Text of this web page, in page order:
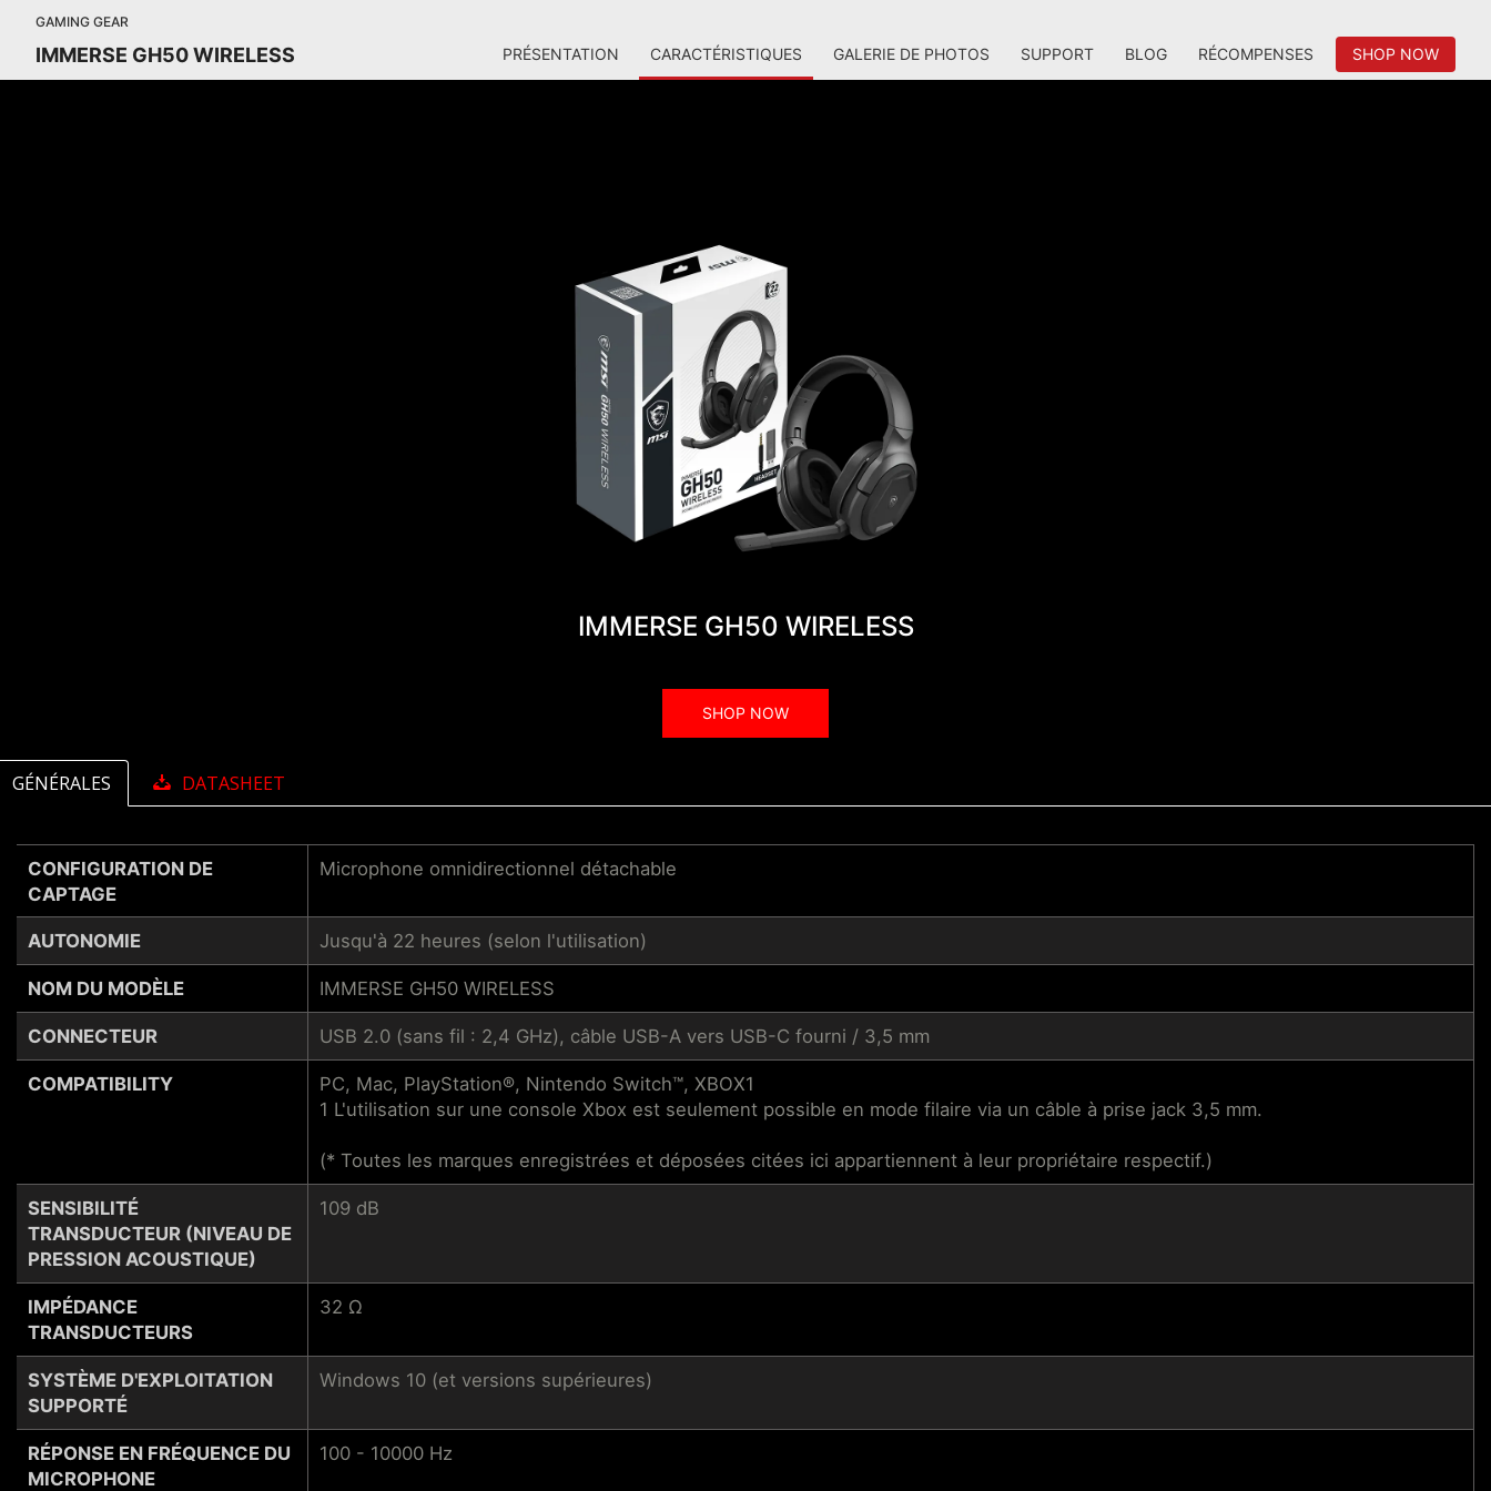
GAMING GEAR
IMMERSE GH50 WIRELESS PRÉSENTATION CARACTÉRISTIQUES GALERIE DE PHOTOS SUPPORT BLOG RÉCOMPENSES SHOP NOW
IMMERSE GH50 WIRELESS
SHOP NOW
GÉNÉRALES DATASHEET
CONFIGURATION DE
CAPTAGE
AUTONOMIE
NOM DU MODÈLE
CONNECTEUR
COMPATIBILITY
SENSIBILITÉ
TRANSDUCTEUR (NIVEAU DE
PRESSION ACOUSTIQUE)
IMPÉDANCE
TRANSDUCTEURS
SYSTÈME D'EXPLOITATION
SUPPORTÉ
RÉPONSE EN FRÉQUENCE DU
MICROPHONE
Microphone omnidirectionnel détachable
Jusqu'à 22 heures (selon l'utilisation)
IMMERSE GH50 WIRELESS
USB 2.0 (sans fil : 2,4 GHz), câble USB-A vers USB-C fourni / 3,5 mm
PC, Mac, PlayStation®, Nintendo Switch™, XBOX1
1 L'utilisation sur une console Xbox est seulement possible en mode filaire via un câble à prise jack 3,5 mm.
(* Toutes les marques enregistrées et déposées citées ici appartiennent à leur propriétaire respectif.)
109 dB
32 Ω
Windows 10 (et versions supérieures)
100 - 10000 Hz